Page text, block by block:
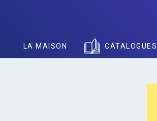
LA MAISON CATALOGUES